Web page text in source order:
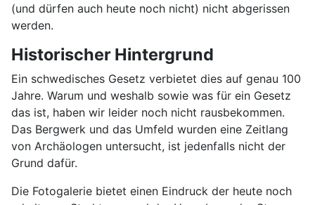
(und dürfen auch heute noch nicht) nicht abgerissen
werden.
Historischer Hintergrund
Ein schwedisches Gesetz verbietet dies auf genau 100
Jahre. Warum und weshalb sowie was für ein Gesetz
das ist, haben wir leider noch nicht rausbekommen.
Das Bergwerk und das Umfeld wurden eine Zeitlang
von Archäologen untersucht, ist jedenfalls nicht der
Grund dafür.
Die Fotogalerie bietet einen Eindruck der heute noch